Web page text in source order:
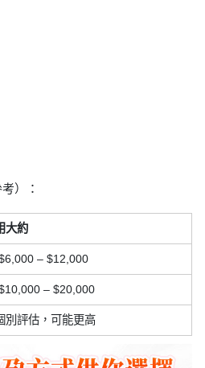
）：
大約
– $12,000
– $20,000
別評估，可能更高